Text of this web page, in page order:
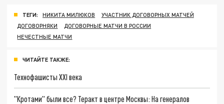
ТЕГИ: НИКИТА МИЛЮКОВ
УЧАСТНИК ДОГОВОРНЫХ МАТЧЕЙ
ДОГОВОРНЯКИ
ДОГОВОРНЫЕ МАТЧИ В РОССИИ
НЕЧЕСТНЫЕ МАТЧИ
ЧИТАЙТЕ ТАКЖЕ:
Технофашисты XXI века
"Кротами" были все? Теракт в центре Москвы: На генералов